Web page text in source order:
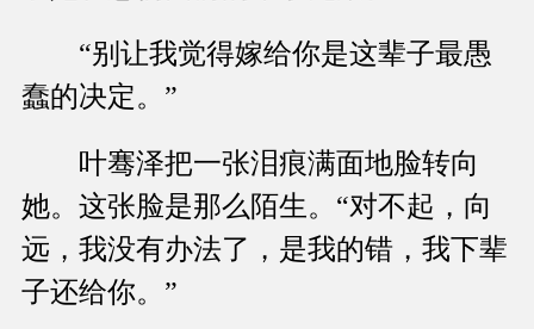
“别让我觉得嫁给你是这辈子最愚
蠢的决定。”
叶骞泽把一张泪痕满面地脸转向
她。这张脸是那么陌生。“对不起，向
远，我没有办法了，是我的错，我下辈
子还给你。”